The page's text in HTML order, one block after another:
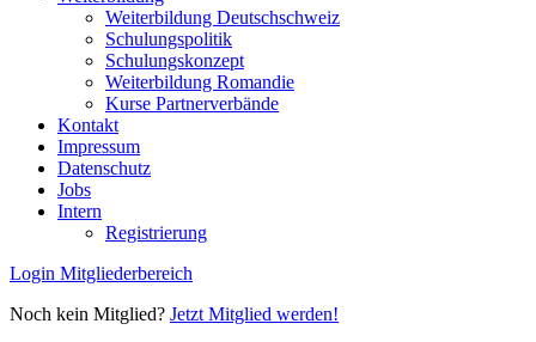
Weiterbildung Deutschschweiz
Schulungspolitik
Schulungskonzept
Weiterbildung Romandie
Kurse Partnerverbände
Kontakt
Impressum
Datenschutz
Jobs
Intern
Registrierung
Login Mitgliederbereich
Noch kein Mitglied? Jetzt Mitglied werden!